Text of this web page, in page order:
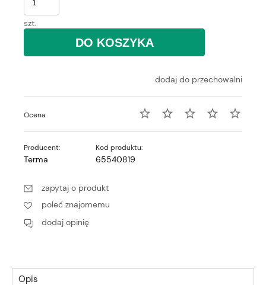
szt.
DO KOSZYKA
dodaj do przechowalni
Ocena:
Producent:
Terma
Kod produktu:
65540819
zapytaj o produkt
poleć znajomemu
dodaj opinię
Opis